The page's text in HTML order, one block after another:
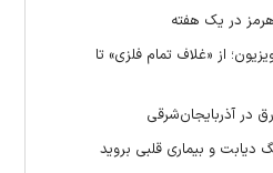
از «غلاف تمام فلزی» تا
و بیماری قلبی بروید